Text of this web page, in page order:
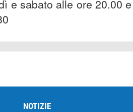
e sabato alle ore 20.00 e
NOTIZIE